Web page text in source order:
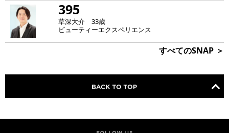
395
草深大介 33歳
ビューティーエクスペリエンス
すべてのSNAP ＞